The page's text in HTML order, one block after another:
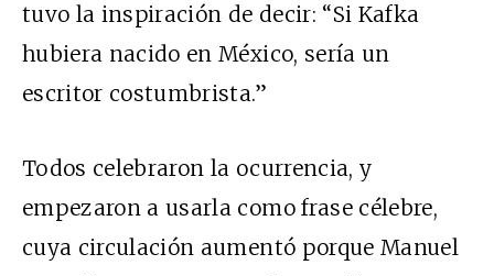
tuvo la inspiración de decir: “Si Kafka
hubiera nacido en México, sería un
escritor costumbrista.”
Todos celebraron la ocurrencia, y
empezaron a usarla como frase célebre,
cuya circulación aumentó porque Manuel